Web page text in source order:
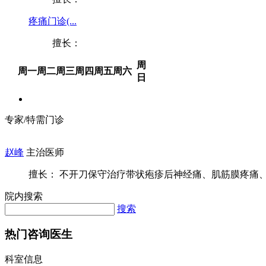
疼痛门诊(...
擅长：
周一周二周三周四 周五周六
周
日
专家/特需门诊
赵峰 主治医师
擅长： 不开刀保守治疗带状疱疹后神经痛、肌筋膜疼痛
院内搜索
搜索
热门咨询医生
科室信息